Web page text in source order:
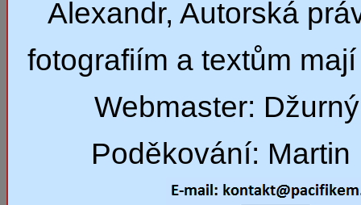
Alexandr, Autorská
fotografiím a textům
Webmaster:
Poděkování: Martin